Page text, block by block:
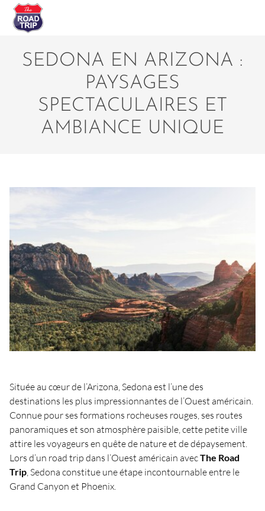
SEDONA EN ARIZONA :
PAYSAGES
SPECTACULAIRES ET
AMBIANCE UNIQUE
Située au cœur de l’Arizona, Sedona est l’une des
destinations les plus impressionnantes de l’Ouest américain.
Connue pour ses formations rocheuses rouges, ses routes
panoramiques et son atmosphère paisible, cette petite ville
attire les voyageurs en quête de nature et de dépaysement.
Lors d’un road trip dans l’Ouest américain avecThe Road
Trip, Sedona constitue une étape incontournable entre le
Grand Canyon et Phoenix.